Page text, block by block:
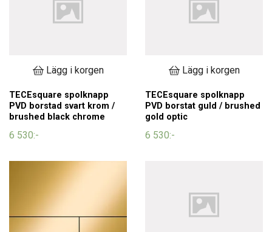
Lägg i korgen
TECEsquare spolknapp
PVD borstad svart krom /
brushed black chrome
6 530:-
Lägg i korgen
TECEsquare spolknapp
PVD borstat guld / brushed
gold optic
6 530:-